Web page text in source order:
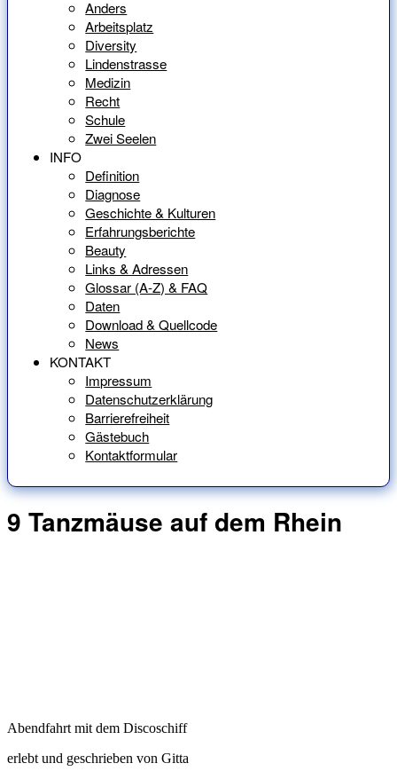
Anders
Arbeitsplatz
Diversity
Lindenstrasse
Medizin
Recht
Schule
Zwei Seelen
INFO
Definition
Diagnose
Geschichte & Kulturen
Erfahrungsberichte
Beauty
Links & Adressen
Glossar (A-Z) & FAQ
Daten
Download & Quellcode
News
KONTAKT
Impressum
Datenschutzerklärung
Barrierefreiheit
Gästebuch
Kontaktformular
9 Tanzmäuse auf dem Rhein
Abendfahrt mit dem Discoschiff
erlebt und geschrieben von Gitta